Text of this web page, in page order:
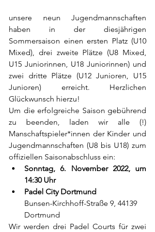
unsere neun Jugendmannschaften
haben in der diesjährigen
Sommersaison einen ersten Platz (U10
Mixed), drei zweite Plätze (U8 Mixed,
U15 Juniorinnen, U18 Juniorinnen) und
zwei dritte Plätze (U12 Junioren, U15
Junioren) erreicht. Herzlichen
Glückwunsch hierzu!
Um die erfolgreiche Saison gebührend
zu beenden, laden wir alle (!)
Manschaftspieler*innen der Kinder und
Jugendmannschaften (U8 bis U18) zum
offiziellen Saisonabschluss ein:
Sonntag, 6. November 2022, um
14:30 Uhr
Padel City Dortmund
Bunsen-Kirchhoff-Straße 9, 44139
Dortmund
Wir werden drei Padel Courts für zwei